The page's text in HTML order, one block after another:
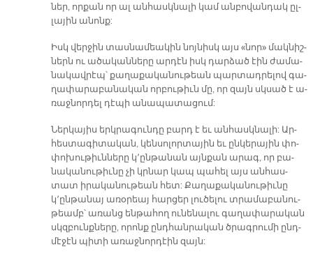
ներ, որ­քան որ ալ ան­հասկ­նա­լի կամ ան­բո­վան­դակ ըլ­
լա­յին ա­նոնք:
Իսկ վեր­ջին տաս­նա­մեա­կին նոյ­նիսկ այս «նոր» մակ­նիշ­
ներն ու ա­ծա­կան­նե­րը ար­դէն իսկ դար­ձած էին ժա­մա­
նա­կավ­րէպ՝ քա­ղա­քա­կա­նու­թեան պար­տադ­րե­լով գա­
ղա­փա­րա­բա­նա­կան որ­բու­թիւն մը, որ զայն սկսած է ա­
ռաջ­նոր­դել դէ­պի ա­նա­պա­տա­ցում:
Ներ­կա­յիս երկ­րա­գուն­դը բարդ է եւ ան­հասկ­նա­լի: Ար­
հես­տա­գի­տա­կան, կեն­սո­լոր­տա­յին եւ ըն­կե­րա­յին փո­
փո­խու­թիւն­նե­րը կ՚ըն­թա­նան այն­քան ա­րագ, որ բա­
նա­կա­նու­թիւ­նը չի կրնար կապ պա­հել այս ան­հաս­
տատ ի­րա­կա­նու­թեան հետ: Քա­ղա­քա­կա­նու­թիւ­նը
կ՚ըն­թա­նայ ա­ռօ­րեայ հար­ցեր լու­ծե­լու տրա­մա­բա­նու­
թեամբ՝ ա­ռանց են­թա­հող ու­նե­նա­լու գա­ղա­փա­րա­կան
սկզբունք­նե­րը, ո­րոնք ընդ­հան­րա­կան ծրագ­րու­մի ընդ­
մէ­ջէն պի­տի ա­ռաջ­նոր­դէին զայն: